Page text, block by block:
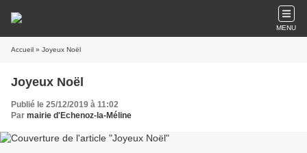
MENU
Accueil » Joyeux Noël
Joyeux Noël
Publié le 25/12/2019 à 11:02
Par mairie d'Echenoz-la-Méline